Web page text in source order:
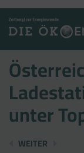
content
unter
100.
WEITER